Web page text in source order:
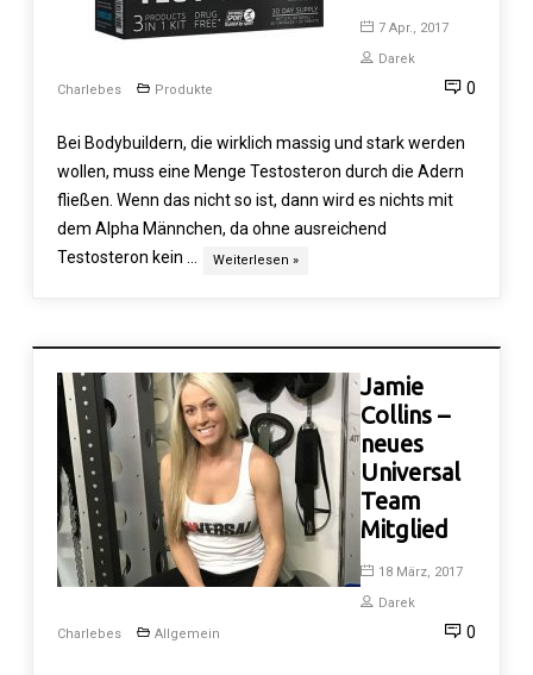
7 Apr., 2017
Darek
Charlebes
Produkte 0
Bei Bodybuildern, die wirklich massig und stark werden
wollen, muss eine Menge Testosteron durch die Adern
fließen. Wenn das nicht so ist, dann wird es nichts mit
dem Alpha Männchen, da ohne ausreichend
Testosteron kein …
Weiterlesen »
Jamie
Collins –
neues
Universal
Team
Mitglied
18 März, 2017
Darek
Charlebes
Allgemein 0